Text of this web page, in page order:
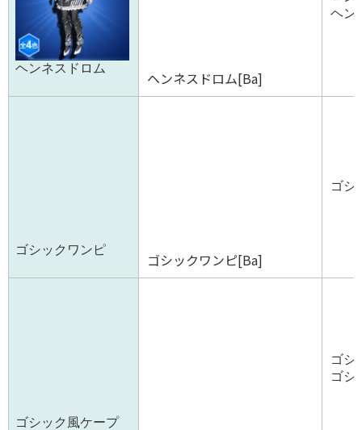
ヘンネスドロム
ヘンネスドロム[Ba]
ヘン
ゴシックワンピ
ゴシックワンピ[Ba]
ゴシ
ゴシック風ケープ
ゴシ
ゴシ